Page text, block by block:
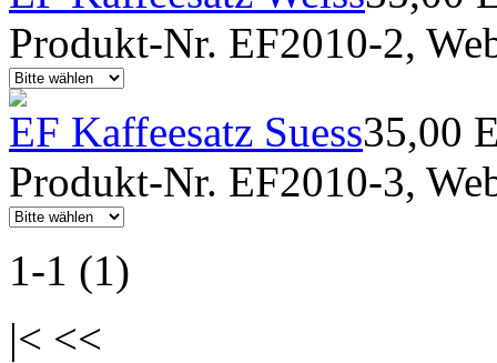
Produkt-Nr. EF2010-2,
EF Kaffeesatz Suess35,00
Produkt-Nr. EF2010-3,
1-1 (1)
|< <<